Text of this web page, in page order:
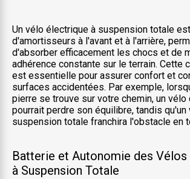
Un vélo électrique à suspension totale
d'amortisseurs à l'avant et à l'arrière,
d'absorber efficacement les chocs et de
adhérence constante sur le terrain. Cette
est essentielle pour assurer confort et
surfaces accidentées. Par exemple,
pierre se trouve sur votre chemin, un
pourrait perdre son équilibre, tandis qu'un
suspension totale franchira l'obstacle en
Batterie et Autonomie des
à Suspension Totale